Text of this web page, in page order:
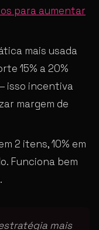
para aumentar
mais usada
15% a 20%
isso incentiva
margem de
2 itens, 10% em
Funciona bem
mais